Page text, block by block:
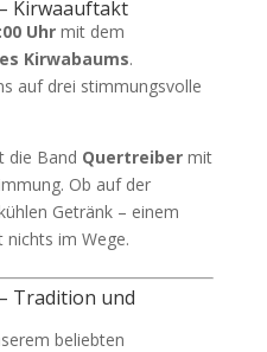
Kirwaauftakt
Uhrmit dem
Kirwabaums.
auf drei stimmungsvolle
die Band Quertreibermit
Ob auf der
Getränk – einem
nichts im Wege.
Tradition und
beliebten